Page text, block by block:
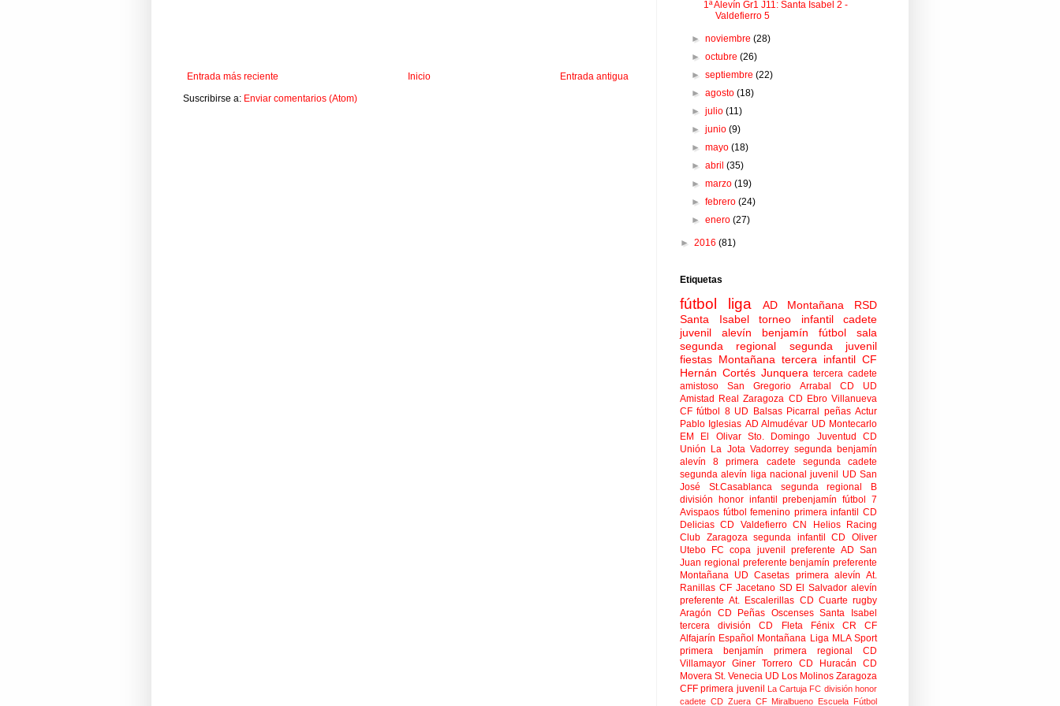
Entrada más reciente Entrada antigua
Inicio
Suscribirse a: Enviar comentarios (Atom)
1ª Alevín Gr1 J11: Santa Isabel 2 -
Valdefierro 5
►noviembre(28)
►octubre(26)
►septiembre(22)
►agosto(18)
►julio(11)
►junio(9)
►mayo(18)
►abril(35)
►marzo(19)
►febrero(24)
►enero(27)
► 2016 (81)
Etiquetas
fútbol liga AD Montañana
RSD
Santa Isabel
torneo infantil
cadete
juvenil
alevín benjamín
fútbol sala
segunda regional
segunda juvenil
fiestas Montañana tercera infantil CF
Hernán Cortés Junquera tercera cadete
amistoso
San Gregorio Arrabal CD
UD
Amistad
Real Zaragoza CD Ebro Villanueva
CF fútbol 8 UD Balsas Picarral peñas Actur
Pablo Iglesias AD Almudévar UD Montecarlo
EM El Olivar Sto. Domingo Juventud
CD
Unión La Jota Vadorrey segunda benjamín
alevín 8
primera cadete
segunda cadete
segunda alevín
liga nacional juvenil
UD San
José
St.Casablanca
segunda regional B
división honor infantil
prebenjamín fútbol 7
Avispaos fútbol femenino primera infantil
CD
Delicias CD Valdefierro CN Helios
Racing
Club Zaragoza segunda infantil
CD Oliver
Utebo FC copa juvenil preferente AD San
Juan regional preferente benjamín preferente
Montañana UD Casetas primera alevín At.
Ranillas CF Jacetano SD El Salvador alevín
preferente At. Escalerillas CD Cuarte rugby
Aragón
CD Peñas Oscenses Santa Isabel
tercera división
CD Fleta Fénix CR
CF
Alfajarín Español Montañana Liga MLA Sport
primera benjamín
primera regional
CD
Villamayor Giner Torrero CD Huracán
CD
Movera St. Venecia UD Los Molinos Zaragoza
CFF primera juvenil La Cartuja FC división honor
cadete CD Zuera CF Miralbueno Escuela Fútbol